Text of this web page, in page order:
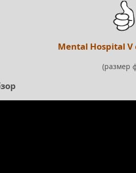
Mental Hospital V
(размер